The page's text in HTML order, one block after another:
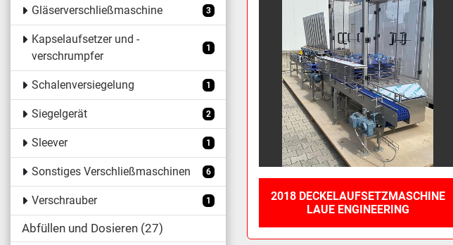
Gläserverschließmaschine 3
Kapselaufsetzer und -
verschrumpfer
1
Schalenversiegelung 1
Siegelgerät 2
Sleever 1
Sonstiges Verschließmaschinen 6
Verschrauber 1
Abfüllen und Dosieren 27
2018 DECKELAUFSETZMASCHINE
LAUE ENGINEERING